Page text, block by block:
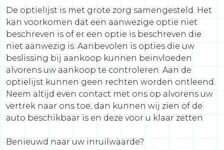
De optielijst is met grote zorg samengesteld. Het
kan voorkomen dat een aanwezige optie niet
beschreven is of er een optie is beschreven die
niet aanwezig is. Aanbevolen is opties die uw
beslissing bij aankoop kunnen beinvloeden
alvorens uw aankoop te controleren. Aan de
optielijst kunnen geen rechten worden ontleend.
Neem altijd even contact met ons op alvorens uw
vertrek naar ons toe, dan kunnen wij zien of de
auto beschikbaar is en deze voor u klaar zetten.
Benieuwd naar uw inruilwaarde?